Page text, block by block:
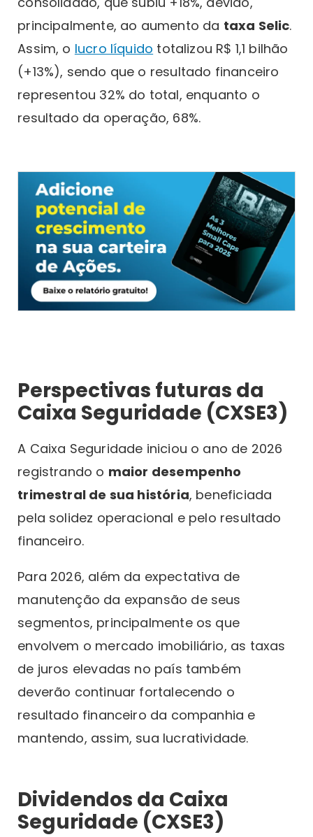
principalmente, ao aumento da taxa Selic.
Assim, o lucro líquido totalizou R$ 1,1 bilhão
(+13%), sendo que o resultado financeiro
representou 32% do total, enquanto o
resultado da operação, 68%.
Perspectivas futuras da
Caixa Seguridade (CXSE3)
A Caixa Seguridade iniciou o ano de 2026
registrando o maior desempenho
trimestral de sua história, beneficiada
pela solidez operacional e pelo resultado
financeiro.
Para 2026, além da expectativa de
manutenção da expansão de seus
segmentos, principalmente os que
envolvem o mercado imobiliário, as taxas
de juros elevadas no país também
deverão continuar fortalecendo o
resultado financeiro da companhia e
mantendo, assim, sua lucratividade.
Dividendos da Caixa
Seguridade (CXSE3)